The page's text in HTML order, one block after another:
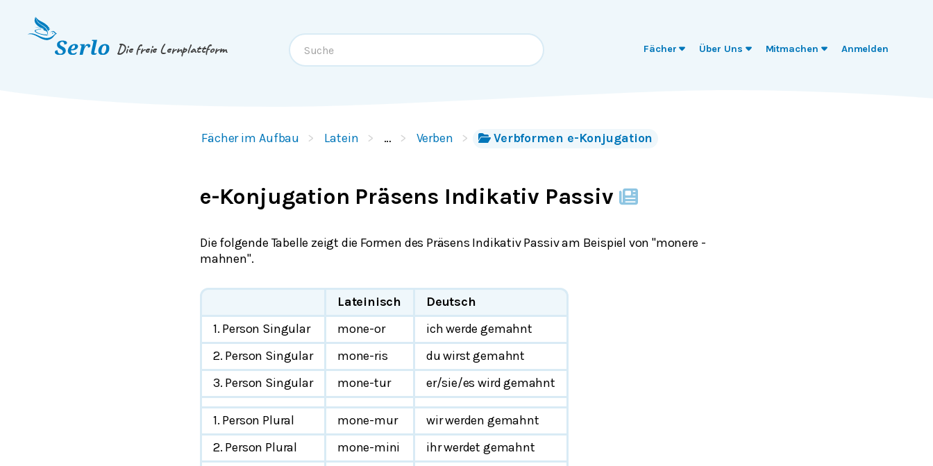
Springe zum
Die freie Lernplattform Fächer Über Uns Mitmachen Anmelden
Fächer im Aufbau Latein … Verben Verbformen e-Konjugation
e-Konjugation Präsens Indikativ Passiv
Die folgende Tabelle zeigt die Formen des Präsens Indikativ Passiv am Beispiel von "monere -
mahnen".
Lateinisch
Deutsch
1. Person Singular
mone-or
ich werde gemahnt
2. Person Singular
mone-ris
du wirst gemahnt
3. Person Singular
mone-tur er/sie/es wird gemahnt
1. Person Plural mone-mur
wir werden gemahnt
2. Person Plural
mone-mini
ihr werdet gemahnt